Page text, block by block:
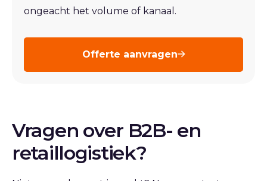
ongeacht het volume of kanaal.
Offerte aanvragen
Vragen over B2B- en
retaillogistiek?